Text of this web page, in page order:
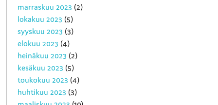
marraskuu 2023 (2)
lokakuu 2023 (5)
syyskuu 2023 (3)
elokuu 2023 (4)
heinäkuu 2023 (2)
kesäkuu 2023 (5)
toukokuu 2023 (4)
huhtikuu 2023 (3)